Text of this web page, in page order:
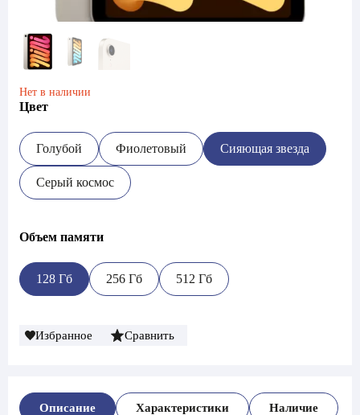
Нет в наличии
Цвет
Голубой Фиолетовый Сияющая звезда
Серый космос
Объем памяти
128 Гб 256 Гб 512 Гб
Избранное Сравнить
Описание Характеристики Наличие